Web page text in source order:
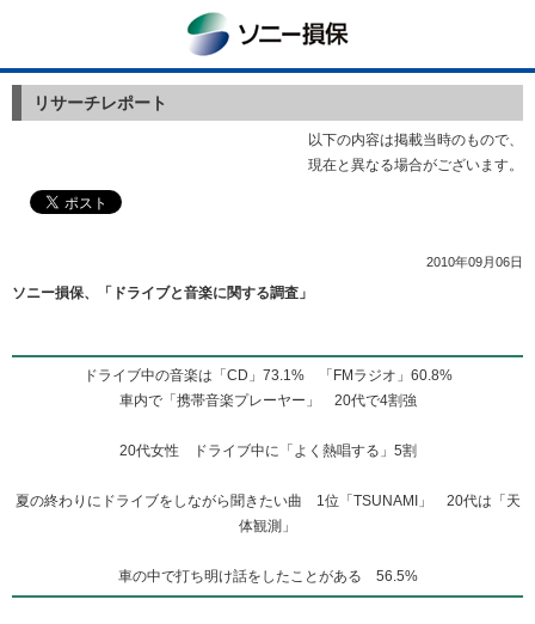
リサーチレポート
以下の内容は掲載当時のもので、
現在と異なる場合がございます。
2010年09月06日
ソニー損保、「ドライブと音楽に関する調査」
ドライブ中の音楽は「CD」73.1% 「FMラジオ」60.8%
車内で「携帯音楽プレーヤー」 20代で4割強
20代女性 ドライブ中に「よく熱唱する」5割
夏の終わりにドライブをしながら聞きたい曲 1位「TSUNAMI」 20代は「天
体観測」
車の中で打ち明け話をしたことがある 56.5%